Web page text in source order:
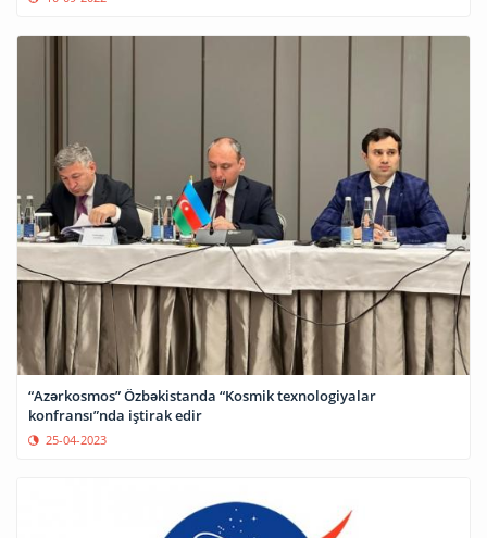
“Azərkosmos” Özbəkistanda “Kosmik texnologiyalar
konfransı”nda iştirak edir
25-04-2023